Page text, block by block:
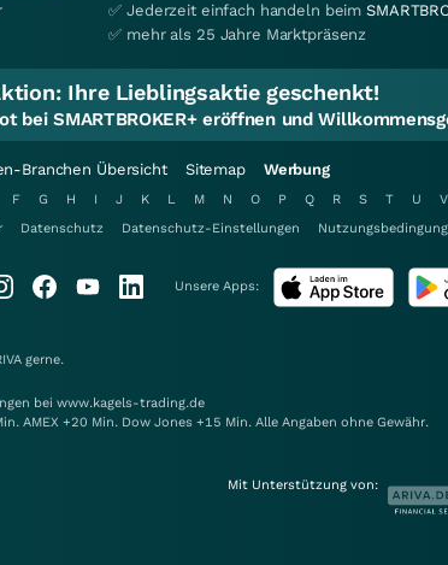
✅ Jederzeit einfach handeln beim
✅ mehr als 25 Jahre Marktpräsenz
Ihre Lieblingsaktie geschenkt!
bei SMARTBROKER+ eröffnen und
Branchen Übersicht Sitemap Werbung
F G H I J K L M N O P Q R S T U V
Datenschutz Datenschutz-Einstellungen
Unsere Apps:
gerne.
bei www.kagels-trading.de
AMEX +20 Min. Dow Jones +15 Min. Alle Angaben ohne Gewähr.
Mit Unterstützung von: